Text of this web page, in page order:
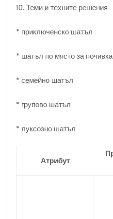
10. Теми и техните решения
* приключенско шатъл
* шатъл по място за почивка
* семейно шатъл
* групово шатъл
* луксозно шатъл
Атрибут